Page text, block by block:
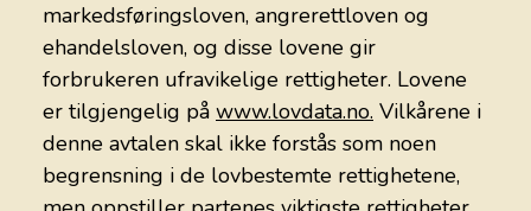
OPPLEVELSER
KONTAKT
markedsføringsloven, angrerettloven og
ehandelsloven, og disse lovene gir
forbrukeren ufravikelige rettigheter. Lovene
er tilgjengelig på www.lovdata.no. Vilkårene i
denne avtalen skal ikke forstås som noen
begrensning i de lovbestemte rettighetene,